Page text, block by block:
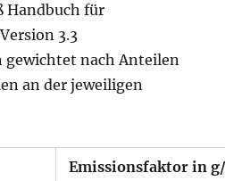
Handbuch für
3.3
gewichtet nach Anteilen
an der jeweiligen
Emissionsfaktor in